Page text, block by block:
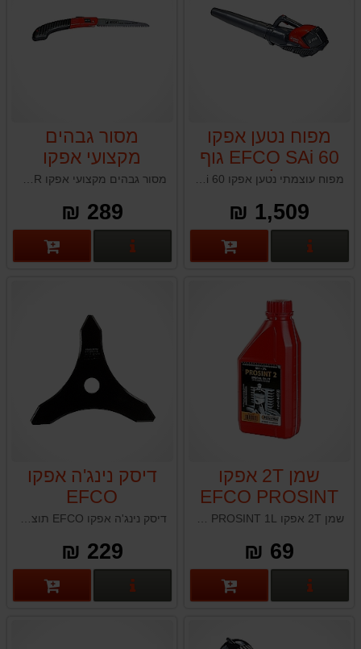
מפוח נטען אפקו
EFCO SAi 60 גוף
בלבד
מפוח עוצמתי נטען אפקו EFCO SAi 60 תוצרת איטליה
1,509 ₪
פרטים נוספים
מסור גבהים
מקצועי אפקו
EFCO SRM18Rמסור גבהים מקצועי אפקו EFCO SRM18R תוצרת איטליה
289 ₪
פרטים נוספים
שמן 2T אפקו
EFCO PROSINT
1L
69 ₪
פרטים נוספים
דיסק נינג'ה אפקו
EFCO
229 ₪
פרטים נוספים